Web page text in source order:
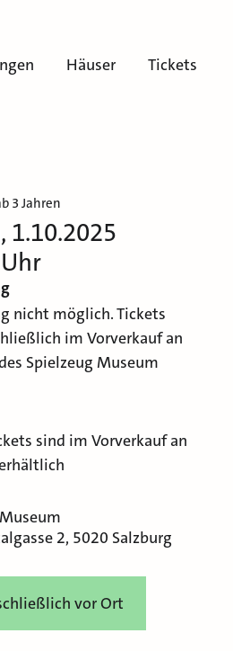
Häuser Tickets
3 Jahren
nicht möglich. Tickets
im Vorverkauf an
Spielzeug Museum
sind im Vorverkauf an
2, 5020 Salzburg
vor Ort